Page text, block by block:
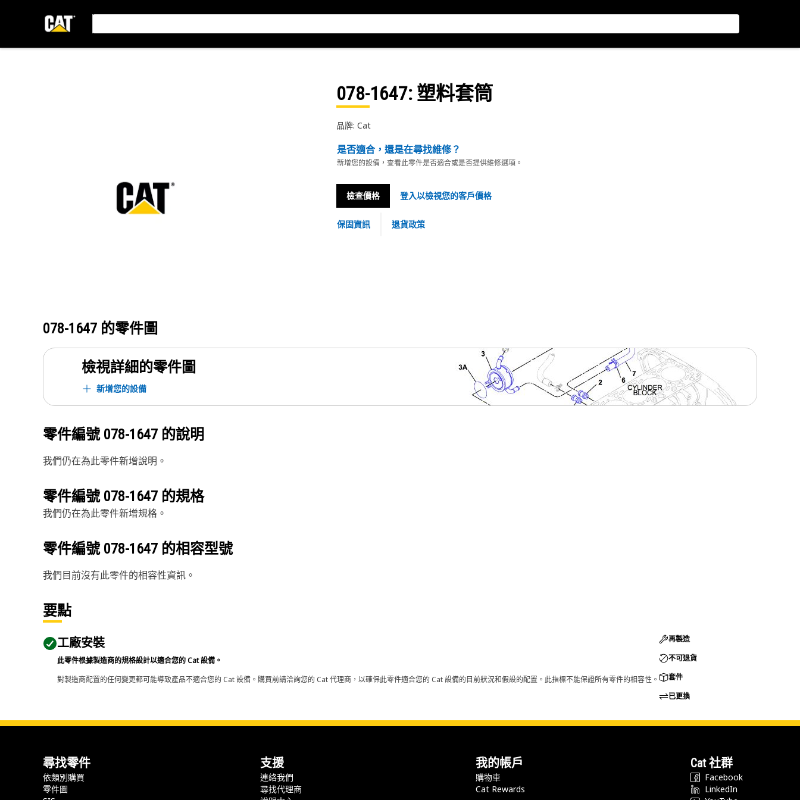
078-1647: 塑料套筒
品牌: Cat
是否適合，還是在尋找維修？
新增您的設備，查看此零件是否適合或是否提供維修選項。
檢查價格 登入以檢視您的客戶價格
保固資訊 退貨政策
078-1647 的零件圖
檢視詳細的零件圖
新增您的設備
零件編號 078-1647 的說明
我們仍在為此零件新增說明。
零件編號 078-1647 的規格
我們仍在為此零件新增規格。
零件編號 078-1647 的相容型號
我們目前沒有此零件的相容性資訊。
要點
工廠安裝
此零件根據製造商的規格設計以適合您的 Cat 設備。
對製造商配置的任何變更都可能導致產品不適合您的 Cat 設備。購買前請洽詢您的 Cat 代理商，以確保此零件適合您的 Cat 設備的目前狀況和假設的配置。此指標不能保證所有零件的相容性。
再製造
不可退貨
套件
已更換
尋找零件
依類別購買
零件圖
支援
連絡我們
尋找代理商
我的帳戶
購物車
Cat Rewards
Cat 社群
Facebook
LinkedIn